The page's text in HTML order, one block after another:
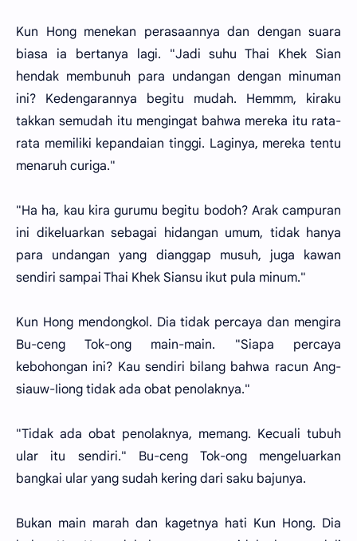
Kun Hong menekan perasaannya dan dengan suara
biasa ia bertanya lagi. "Jadi suhu Thai Khek Sian
hendak membunuh para undangan dengan minuman
ini? Kedengarannya begitu mudah. Hemmm, kiraku
takkan semudah itu mengingat bahwa mereka itu rata-
rata memiliki kepandaian tinggi. Laginya, mereka tentu
menaruh curiga."
"Ha ha, kau kira gurumu begitu bodoh? Arak campuran
ini dikeluarkan sebagai hidangan umum, tidak hanya
para undangan yang dianggap musuh, juga kawan
sendiri sampai Thai Khek Siansu ikut pula minum."
Kun Hong mendongkol. Dia tidak percaya dan mengira
Bu-ceng Tok-ong main-main. "Siapa percaya
kebohongan ini? Kau sendiri bilang bahwa racun Ang-
siauw-Iiong tidak ada obat penolaknya."
"Tidak ada obat penolaknya, memang. Kecuali tubuh
ular itu sendiri." Bu-ceng Tok-ong mengeluarkan
bangkai ular yang sudah kering dari saku bajunya.
Bukan main marah dan kagetnya hati Kun Hong. Dia